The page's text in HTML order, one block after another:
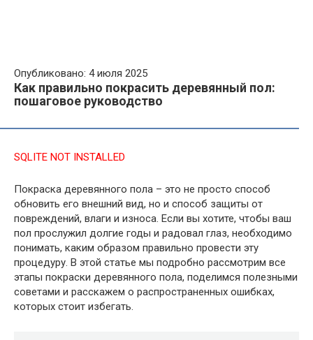
Опубликовано: 4 июля 2025
Как правильно покрасить деревянный пол:
пошаговое руководство
SQLITE NOT INSTALLED
Покраска деревянного пола – это не просто способ
обновить его внешний вид, но и способ защиты от
повреждений, влаги и износа. Если вы хотите, чтобы ваш
пол прослужил долгие годы и радовал глаз, необходимо
понимать, каким образом правильно провести эту
процедуру. В этой статье мы подробно рассмотрим все
этапы покраски деревянного пола, поделимся полезными
советами и расскажем о распространенных ошибках,
которых стоит избегать.